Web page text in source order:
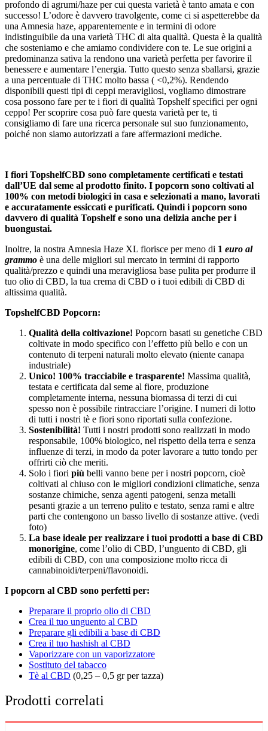
profondo di agrumi/haze per cui questa varietà è tanto amata e con
successo! L’odore è davvero travolgente, come ci si aspetterebbe da
una Amnesia haze, apparentemente e in termini di odore
indistinguibile da una varietà THC di alta qualità. Questa è la qualità
che sosteniamo e che amiamo condividere con te. Le sue origini a
predominanza sativa la rendono una varietà perfetta per favorire il
benessere e aumentare l’energia. Tutto questo senza sballarsi, grazie
a una percentuale di THC molto bassa ( <0,2%). Rendendo
disponibili questi tipi di ceppi meravigliosi, vogliamo dimostrare
cosa possono fare per te i fiori di qualità Topshelf specifici per ogni
ceppo! Per scoprire cosa può fare questa varietà per te, ti
consigliamo di fare una ricerca personale sul suo funzionamento,
poiché non siamo autorizzati a fare affermazioni mediche.
I fiori TopshelfCBD sono completamente certificati e testati
dall’UE dal seme al prodotto finito. I popcorn sono coltivati al
100% con metodi biologici in casa e selezionati a mano, lavorati
e accuratamente essiccati e purificati. Quindi i popcorn sono
davvero di qualità Topshelf e sono una delizia anche per i
buongustai.
Inoltre, la nostra Amnesia Haze XL fiorisce per meno di 1 euro al
grammo è una delle migliori sul mercato in termini di rapporto
qualità/prezzo e quindi una meravigliosa base pulita per produrre il
tuo olio di CBD, la tua crema di CBD o i tuoi edibili di CBD di
altissima qualità.
TopshelfCBD Popcorn:
Qualità della coltivazione! Popcorn basati su genetiche CBD
coltivate in modo specifico con l’effetto più bello e con un
contenuto di terpeni naturali molto elevato (niente canapa
industriale)
Unico! 100% tracciabile e trasparente! Massima qualità,
testata e certificata dal seme al fiore, produzione
completamente interna, nessuna biomassa di terzi di cui
spesso non è possibile rintracciare l’origine. I numeri di lotto
di tutti i nostri tè e fiori sono riportati sulla confezione.
Sostenibilità! Tutti i nostri prodotti sono realizzati in modo
responsabile, 100% biologico, nel rispetto della terra e senza
influenze di terzi, in modo da poter lavorare a tutto tondo per
offrirti ciò che meriti.
Solo i fiori più belli vanno bene per i nostri popcorn, cioè
coltivati al chiuso con le migliori condizioni climatiche, senza
sostanze chimiche, senza agenti patogeni, senza metalli
pesanti grazie a un terreno pulito e testato, senza rami e altre
parti che contengono un basso livello di sostanze attive. (vedi
foto)
La base ideale per realizzare i tuoi prodotti a base di CBD
monorigine, come l’olio di CBD, l’unguento di CBD, gli
edibili di CBD, con una composizione molto ricca di
cannabinoidi/terpeni/flavonoidi.
I popcorn al CBD sono perfetti per:
Preparare il proprio olio di CBD
Crea il tuo unguento al CBD
Preparare gli edibili a base di CBD
Crea il tuo hashish al CBD
Vaporizzare con un vaporizzatore
Sostituto del tabacco
Tè al CBD (0,25 – 0,5 gr per tazza)
Prodotti correlati